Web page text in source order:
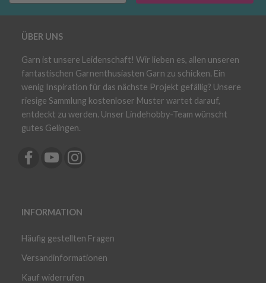
ÜBER UNS
Garn ist unsere Leidenschaft! Wir lieben es, allen unseren
fantastischen Garnenthusiasten Garn zu schicken. Ein
wenig Inspiration für das nächste Projekt gefällig? Unsere
riesige Sammlung kostenloser Muster wartet darauf,
entdeckt zu werden. Unser Lindehobby-Team wünscht
gutes Gelingen.
INFORMATION
Häufig gestellten Fragen
Versandinformationen
Kauf widerrufen